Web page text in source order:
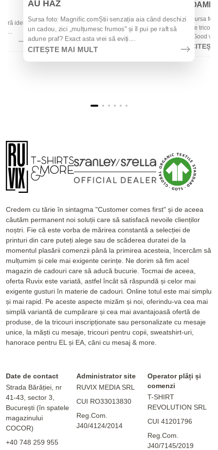
idei
AU HAZ
Sursa foto: Magnific.comȘtii senzația aia când deschizi
un cadou, zici „mulțumesc frumos" și îl pui pe raft să
adune praf? Exact asta vrei să eviți....
CITEȘTE MAI MULT
Sursa
de
„Good
Credem cu tărie în sintagma "Customer comes first" și de aceea
căutăm permanent noi soluții care să satisfacă nevoile clienților
noștri. Fie că este vorba de mărirea constantă a selecției de
printuri din care puteți alege sau de scăderea duratei de la
momentul plasării comenzii până la primirea acesteia, încercăm să
mulțumim și cele mai exigente cerințe. Ne dorim să fim acel
magazin de cadouri care să aducă bucurie. Tocmai de aceea,
oferta Ruvix este variată, astfel încât să răspundă și celor mai
exigente gusturi în materie de cadouri. Online totul este mai simplu
și mai rapid. Pe aceste aspecte mizăm și noi, oferindu-va cea mai
simplă variantă de cumpărare și cea mai avantajoasă ofertă de
produse, de la tricouri inscripționate sau personalizate cu mesaje
unice, la măști cu mesaje, tricouri pentru copii, sweatshirt-uri,
hanorace pentru EL și EA, căni cu mesaj & more.
Date de contact
Strada Bărăției, nr
41-43, sector 3,
București (în spatele
magazinului
COCOR)
+40 748 259 955
Administrator site
RUVIX MEDIA SRL
CUI RO33013830
Reg.Com.
J40/4124/2014
Operator plăți și
comenzi
T-SHIRT
REVOLUTION SRL
CUI 41201796
Reg.Com.
J40/7145/2019